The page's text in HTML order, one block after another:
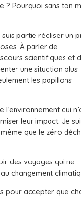
? Pourquoi sans ton
suis partie réaliser un
À parler de
scientifiques et
une situation plus
les papillons
qui
leur impact. Je
que le zéro
des voyages qui ne
changement
pour accepter que